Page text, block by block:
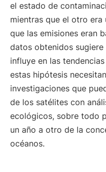
el estado de
mientras que el otro
que las emisiones eran
datos obtenidos
influye en las
estas hipótesis
investigaciones que
de los satélites con
ecológicos, sobre todo
un año a otro de la
océanos.